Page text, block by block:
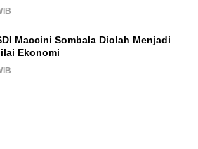
Maccini Sombala Diolah Menjadi
Ekonomi